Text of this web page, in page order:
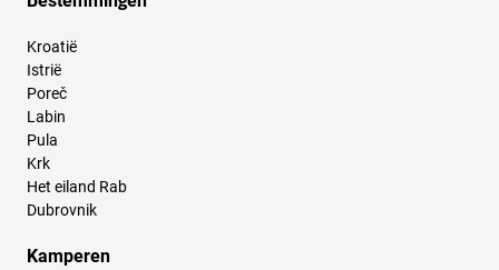
Kroatië
Istrië
Poreč
Labin
Pula
Krk
Het eiland Rab
Dubrovnik
Kamperen